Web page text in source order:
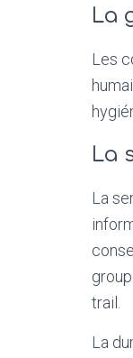
La
Les
La
La
trail.
La